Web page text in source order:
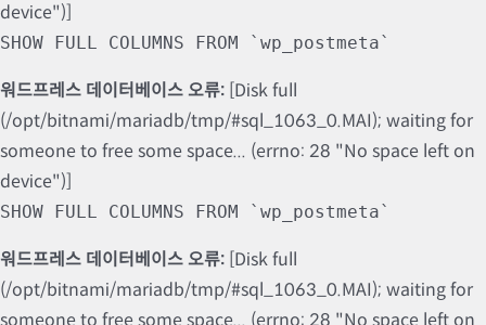
device")]
SHOW FULL COLUMNS FROM `wp_postmeta`
워드프레스 데이터베이스 오류: [Disk full
(/opt/bitnami/mariadb/tmp/#sql_1063_0.MAI); waiting for
someone to free some space... (errno: 28 "No space left on
device")]
SHOW FULL COLUMNS FROM `wp_postmeta`
워드프레스 데이터베이스 오류: [Disk full
(/opt/bitnami/mariadb/tmp/#sql_1063_0.MAI); waiting for
someone to free some space... (errno: 28 "No space left on